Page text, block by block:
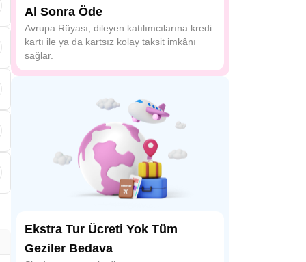
Al Sonra Öde
Avrupa Rüyası, dileyen katılımcılarına kredi
kartı ile ya da kartsız kolay taksit imkânı
sağlar.
Ekstra Tur Ücreti Yok Tüm
Geziler Bedava